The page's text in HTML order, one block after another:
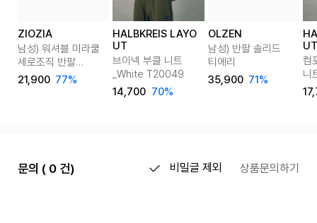
ZIOZIA
남성) 워셔블 미라쿨
세로조직 반팔
카라티
21,900 77%
HALBKREIS LAYO
UT
브이넥 부클 니트
_White T20049
14,700 70%
OLZEN
남성) 반팔 솔리드
티에리
35,900 71%
컴
니
문의 ( 0 건) 비밀글 제외 상품문의하기